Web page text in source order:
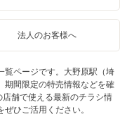
法人のお客様へ
覧ページです。大野原駅（埼
期間限定の特売情報などを確
舗で使える最新のチラシ情
ひご活用ください。